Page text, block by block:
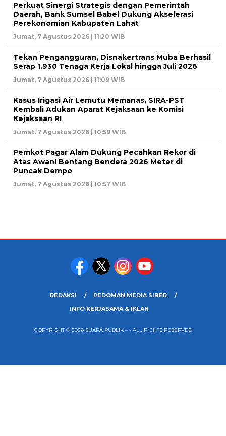
Perkuat Sinergi Strategis dengan Pemerintah
Daerah, Bank Sumsel Babel Dukung Akselerasi
Perekonomian Kabupaten Lahat
Jumat, 7 Agustus 2026 | 11:20 WIB
Tekan Pengangguran, Disnakertrans Muba Berhasil
Serap 1.930 Tenaga Kerja Lokal hingga Juli 2026
Jumat, 7 Agustus 2026 | 11:09 WIB
Kasus Irigasi Air Lemutu Memanas, SIRA-PST
Kembali Adukan Aparat Kejaksaan ke Komisi
Kejaksaan RI
Jumat, 7 Agustus 2026 | 10:59 WIB
Pemkot Pagar Alam Dukung Pecahkan Rekor di
Atas Awan! Bentang Bendera 2026 Meter di
Puncak Dempo
Jumat, 7 Agustus 2026 | 10:57 WIB
REDAKSI
PEDOMAN MEDIA SIBER
INFO KERJASAMA & IKLAN
COPYRIGHT © 2026 SUARA PUBLIK – - ALL RIGHTS RESERVED